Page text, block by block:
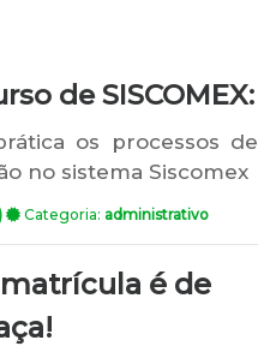
de SISCOMEX:
os processos de
no sistema Siscomex
Categoria: administrativo
é de